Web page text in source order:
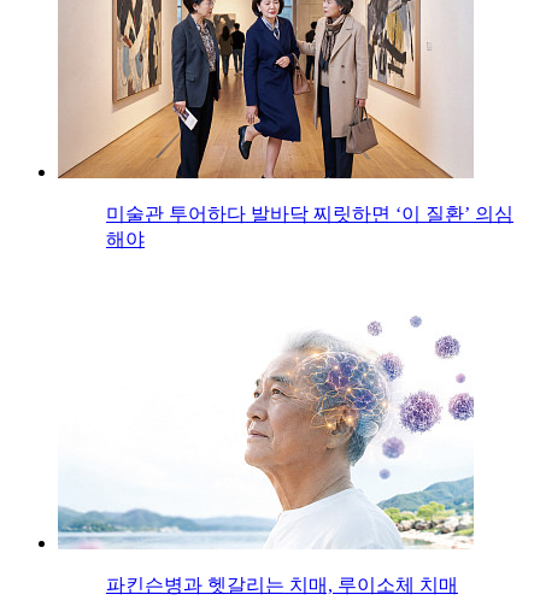
미술관 투어하다 발바닥 찌릿하면 ‘이 질환’ 의심
해야
파킨슨병과 헷갈리는 치매, 루이소체 치매